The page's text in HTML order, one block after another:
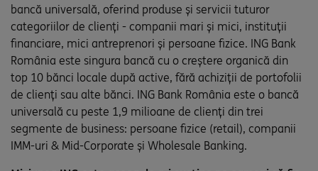
bancă universală, oferind produse și servicii tuturor
categoriilor de clienți - companii mari și mici, instituții
financiare, mici antreprenori și persoane fizice. ING Bank
România este singura bancă cu o creștere organică din
top 10 bănci locale după active, fără achiziții de portofolii
de clienți sau alte bănci. ING Bank România este o bancă
universală cu peste 1,9 milioane de clienți din trei
segmente de business: persoane fizice (retail), companii
IMM-uri & Mid-Corporate și Wholesale Banking.